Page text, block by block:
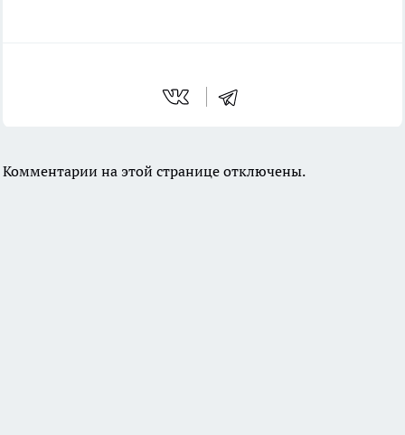
Комментарии на этой странице отключены.